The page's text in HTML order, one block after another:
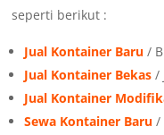
seperti berikut :
Jual Kontainer Baru /
Jual Kontainer Bekas /
Jual Kontainer
Sewa Kontainer Baru /